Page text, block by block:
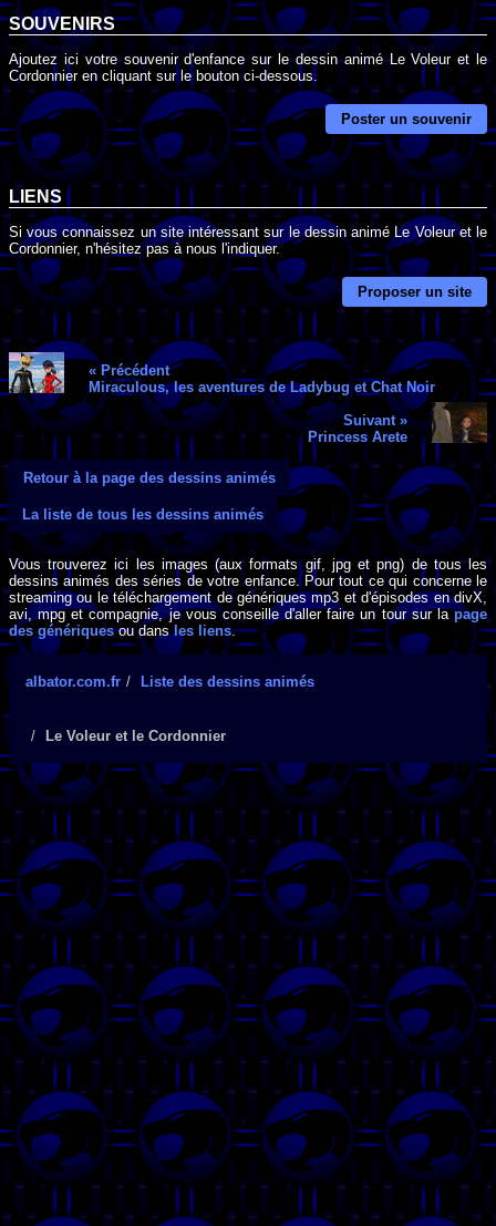
SOUVENIRS
Ajoutez ici votre souvenir d'enfance sur le dessin animé Le Voleur et le
Cordonnier en cliquant sur le bouton ci-dessous.
Poster un souvenir
LIENS
Si vous connaissez un site intéressant sur le dessin animé Le Voleur et le
Cordonnier, n'hésitez pas à nous l'indiquer.
Proposer un site
« Précédent
Miraculous, les aventures de Ladybug et Chat Noir
Suivant »
Princess Arete
Retour à la page des dessins animés
La liste de tous les dessins animés
Vous trouverez ici les images (aux formats gif, jpg et png) de tous les
dessins animés des séries de votre enfance. Pour tout ce qui concerne le
streaming ou le téléchargement de génériques mp3 et d'épisodes en divX,
avi, mpg et compagnie, je vous conseille d'aller faire un tour sur lapage
des génériquesou dansles liens.
albator.com.fr Liste des dessins animés
Le Voleur et le Cordonnier